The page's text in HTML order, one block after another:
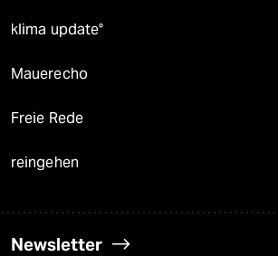
klima update°
Mauerecho
Freie Rede
reingehen
Newsletter